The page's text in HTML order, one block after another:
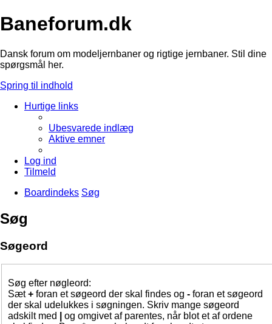
Baneforum.dk
Dansk forum om modeljernbaner og rigtige jernbaner. Stil dine
spørgsmål her.
Spring til indhold
Hurtige links
Ubesvarede indlæg
Aktive emner
Log ind
Tilmeld
Boardindeks Søg
Søg
Søgeord
Søg efter nøgleord:
Sæt+ foran et søgeord der skal findes og - foran et søgeord
der skal udelukkes i søgningen. Skriv mange søgeord
adskilt med
og omgivet af parentes, når blot et af ordene